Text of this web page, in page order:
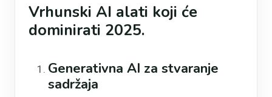
Vrhunski AI alati koji će
dominirati 2025.
Generativna AI za stvaranje
sadržaja